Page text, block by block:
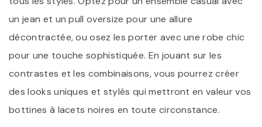
un jean et un pull oversize pour une allure
décontractée, ou osez les porter avec une robe chic
pour une touche sophistiquée. En jouant sur les
contrastes et les combinaisons, vous pourrez créer
des looks uniques et stylés qui mettront en valeur vos
bottines à lacets noires en toute circonstance.